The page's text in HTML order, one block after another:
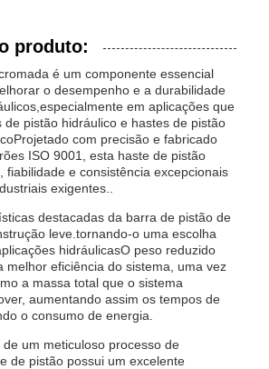
produto:
é um componente essencial
o desempenho e a durabilidade
em aplicações que
de pistão hidráulico e hastes de pistão
com precisão e fabricado
ISO 9001, esta haste de pistão
fiabilidade e consistência excepcionais
exigentes..
destacadas da barra de pistão de
leve.tornando-o uma escolha
hidráulicasO peso reduzido
melhor eficiência do sistema, uma vez
a massa total que o sistema
aumentando assim os tempos de
o consumo de energia.
um meticuloso processo de
de pistão possui um excelente